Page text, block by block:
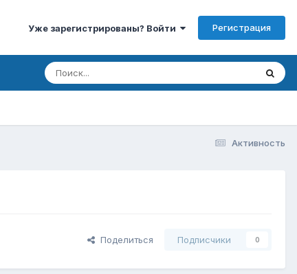
Уже зарегистрированы? Войти Регистрация
Активность
Поделиться Подписчики 0